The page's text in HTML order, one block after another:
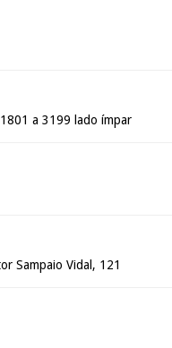
a 3199 lado ímpar
Sampaio Vidal, 121